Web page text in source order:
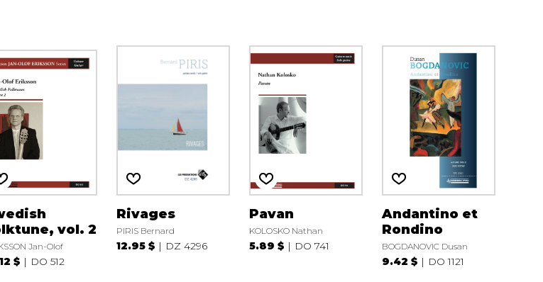
vol. 2
Jan-Olof
$ DO 512
Rivages
PIRIS Bernard
12.95 $ DZ 4296
Pavan
KOLOSKO Nathan
5.89 $ DO 741
Andantino et
Rondino
BOGDANOVIC Dusan
9.42 $ DO 1121